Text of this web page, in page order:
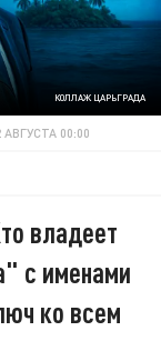
КОЛЛАЖ ЦАРЬГРАДА
АВГУСТА 00:00
владеет
с именами
ко всем